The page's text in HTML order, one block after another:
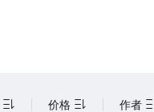
价格 作者